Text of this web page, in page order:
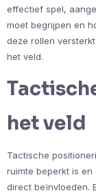
effectief spel,
moet begrijpen en
deze rollen
het veld.
het veld
Tactische
ruimte beperkt is
direct beïnvloeden.